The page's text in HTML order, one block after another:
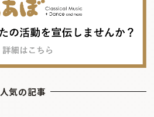
人気の記事